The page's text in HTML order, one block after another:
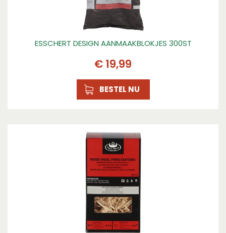
ESSCHERT DESIGN AANMAAKBLOKJES 300ST
€ 19,99
BESTEL NU